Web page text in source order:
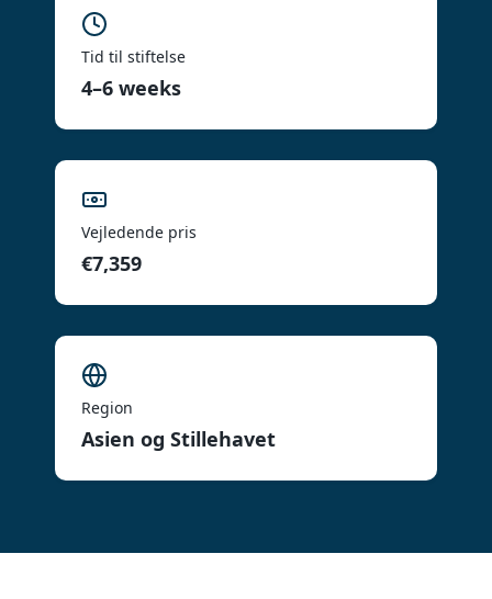
Tid til stiftelse
4–6 weeks
Vejledende pris
€7,359
Region
Asien og Stillehavet